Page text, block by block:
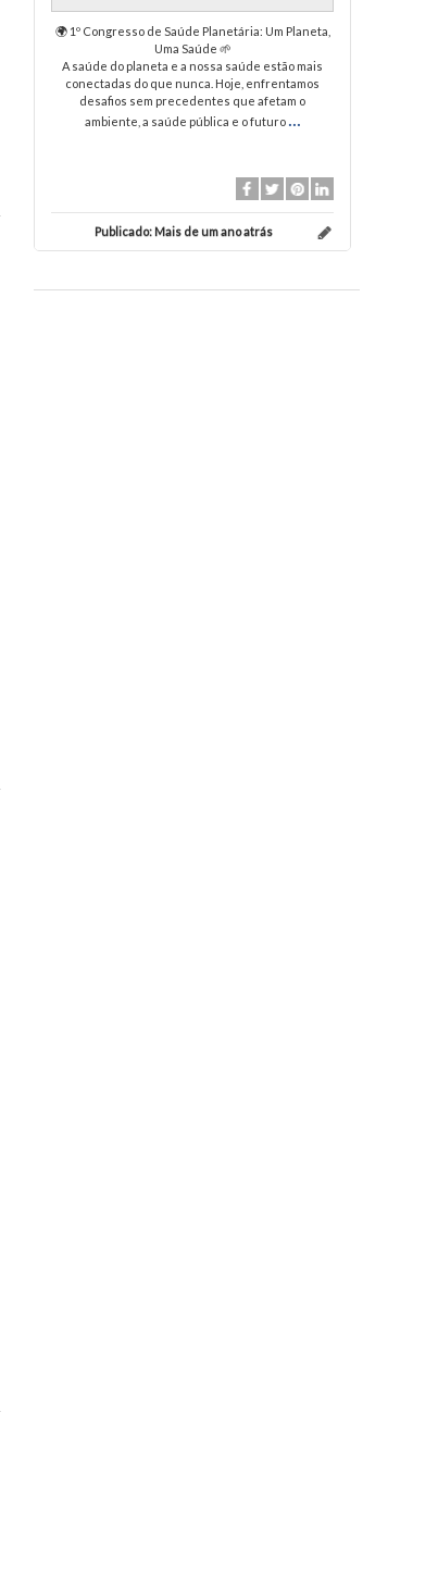
🌍 1º Congresso de Saúde Planetária: Um Planeta,
Uma Saúde 🌱
A saúde do planeta e a nossa saúde estão mais
conectadas do que nunca. Hoje, enfrentamos
desafios sem precedentes que afetam o
ambiente, a saúde pública e o futuro ...
Publicado: Mais de um ano atrás